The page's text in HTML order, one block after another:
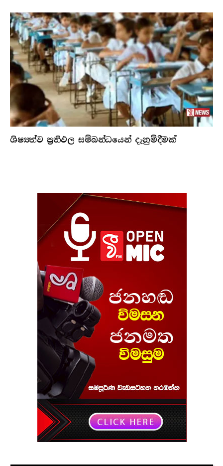
ශිෂ්‍යත්ව ප්‍රතිඵල සම්බන්ධයෙන් දැනුම්දීමක්